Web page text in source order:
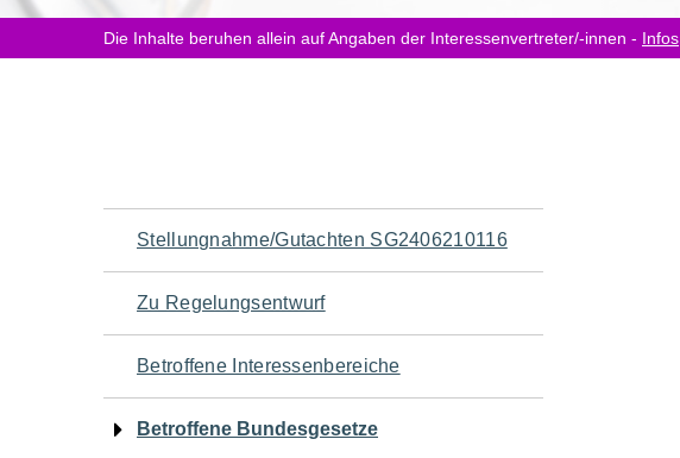
hier:Die Inhalte beruhen allein auf Angaben der Interessenvertreter/-innen - Infos
Navigation
für
den
Seiteninhalt
Stellungnahme/Gutachten SG2406210116
Zu Regelungsentwurf
Betroffene Interessenbereiche
Betroffene Bundesgesetze